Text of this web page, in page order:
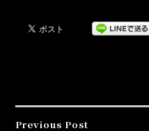
Previous Post